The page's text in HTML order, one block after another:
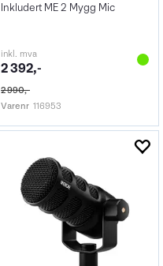
Inkludert ME 2 Mygg Mic
inkl. mva
2 392,-
2 990,-
Varenr 116953